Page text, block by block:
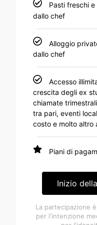
Pasti freschi
dallo chef
Alloggio
dallo chef
Accesso
crescita degli ex
chiamate
tra pari, eventi
costo e molto altro
Piani di
Inizio
La partecipazione
per l'intenzione